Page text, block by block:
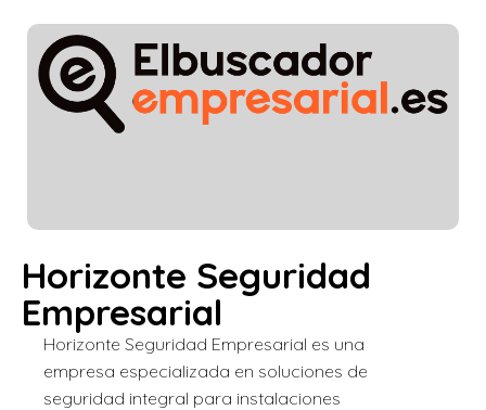
Horizonte Seguridad
Empresarial
Horizonte Seguridad Empresarial es una
empresa especializada en soluciones de
seguridad integral para instalaciones